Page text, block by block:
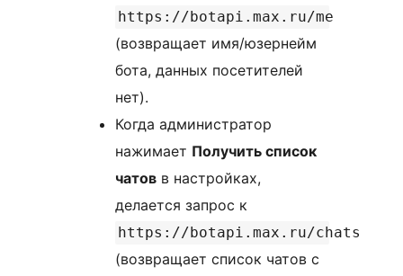
https://botapi.max.ru/me
(возвращает имя/юзернейм
бота, данных посетителей
нет).
Когда администратор
нажимает Получить список
чатов в настройках,
делается запрос к
https://botapi.max.ru/chats
(возвращает список чатов с